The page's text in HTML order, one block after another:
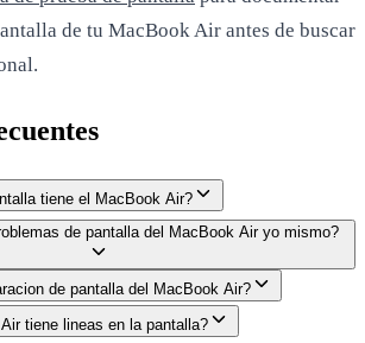
de tu MacBook Air antes de buscar
tiene el MacBook Air?
de pantalla del MacBook Air yo mismo?
de pantalla del MacBook Air?
tiene lineas en la pantalla?